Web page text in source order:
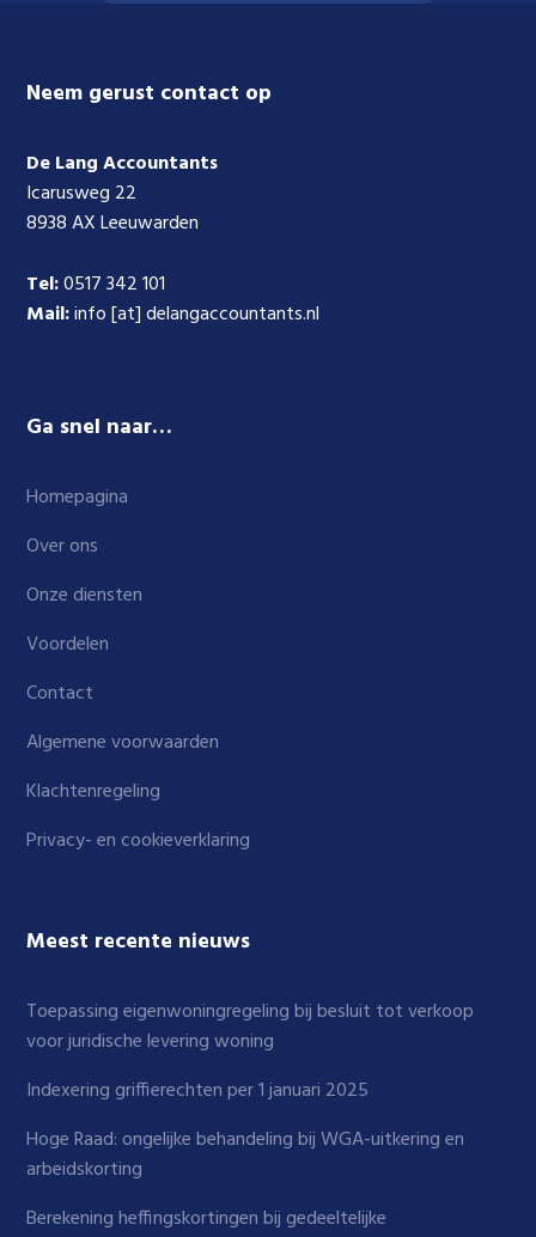
Footer
Neem gerust contact op
De Lang Accountants
Icarusweg 22
8938 AX Leeuwarden
Tel:0517 342 101
Mail:info [at] delangaccountants.nl
Ga snel naar…
Homepagina
Over ons
Onze diensten
Voordelen
Contact
Algemene voorwaarden
Klachtenregeling
Privacy- en cookieverklaring
Meest recente nieuws
Toepassing eigenwoningregeling bij besluit tot verkoop
voor juridische levering woning
Indexering griffierechten per 1 januari 2025
Hoge Raad: ongelijke behandeling bij WGA-uitkering en
arbeidskorting
Berekening heffingskortingen bij gedeeltelijke